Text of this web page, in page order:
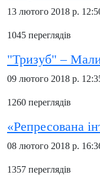
13 лютого 2018 р.
1045 переглядів
"Тризуб" –
09 лютого 2018 р.
1260 переглядів
«Репресована
08 лютого 2018 р.
1357 переглядів